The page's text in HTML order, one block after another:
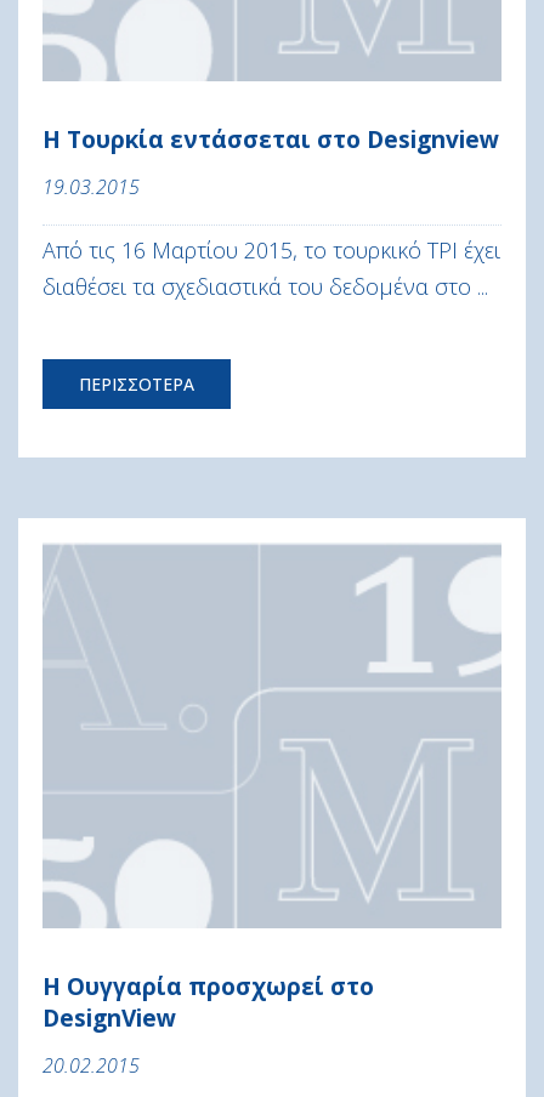
Η Τουρκία εντάσσεται στο Designview
19.03.2015
Από τις 16 Μαρτίου 2015, το τουρκικό TPI έχει
διαθέσει τα σχεδιαστικά του δεδομένα στο ...
ΠΕΡΙΣΣΟΤΕΡΑ
Η Ουγγαρία προσχωρεί στο
DesignView
20.02.2015